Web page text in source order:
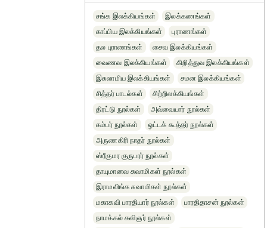
சங்க இலக்கியங்கள்
இலக்கணங்கள்
காப்பிய இலக்கியங்கள்
புராணங்கள்
தல புராணங்கள்
சைவ இலக்கியங்கள்
வைணவ இலக்கியங்கள்
கிறித்துவ இலக்கியங்கள்
இசுலாமிய இலக்கியங்கள்
சமன இலக்கியங்கள்
சித்தர் பாடல்கள்
சிற்றிலக்கியங்கள்
திரட்டு நூல்கள்
அவ்வையார் நூல்கள்
கம்பர் நூல்கள்
ஒட்டக் கூத்தர் நூல்கள்
அருணகிரி நாதர் நூல்கள்
ஸ்ரீகுமர குருபரர் நூல்கள்
தாயுமானவ சுவாமிகள் நூல்கள்
இராமலிங்க சுவாமிகள் நூல்கள்
மகாகவி பாரதியார் நூல்கள்
பாரதிதாசன் நூல்கள்
நாமக்கல் கவிஞர் நூல்கள்